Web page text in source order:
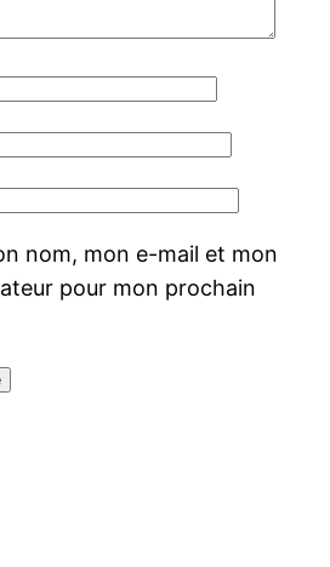
nom, mon e-mail et mon
pour mon prochain